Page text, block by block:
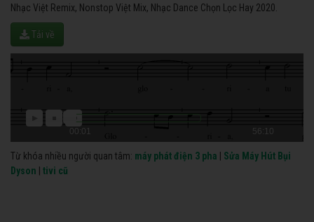
Nhạc Việt Remix, Nonstop Việt Mix, Nhạc Dance Chọn Lọc Hay 2020.
Tải về
00:01 56:10
Từ khóa nhiều người quan tâm: máy phát điện 3 pha
Sửa Máy Hút Bụi
Dyson
tivi cũ